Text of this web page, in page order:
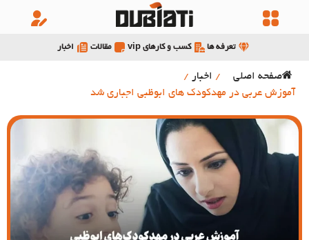
تعرفه ها کسب و کارهای vip مقالات اخبار
صفحه اصلی / اخبار /
آموزش عربی در مهدکودک های ابوظبی اجباری شد